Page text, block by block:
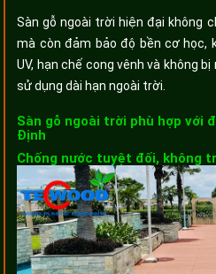
Sàn gỗ ngoài trời hiện đại không
mà còn đảm bảo độ bền cơ học,
UV, hạn chế cong vênh và không
sử dụng dài hạn ngoài trời.
Sàn gỗ ngoài trời phù hợp với
Định
Chống nước tuyệt đối, không